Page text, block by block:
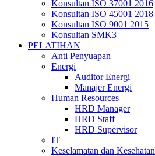
Konsultan ISO 37001 2016
Konsultan ISO 45001 2018
Konsultan ISO 9001 2015
Konsultan SMK3
PELATIHAN
Anti Penyuapan
Energi
Auditor Energi
Manajer Energi
Human Resources
HRD Manager
HRD Staff
HRD Supervisor
IT
Keselamatan dan Kesehatan